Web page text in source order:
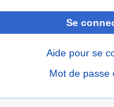
Se
Aide pour se
Mot de passe